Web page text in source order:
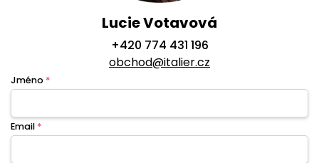
Lucie Votavová
+420 774 431 196
obchod@italier.cz
Jméno *
Email *